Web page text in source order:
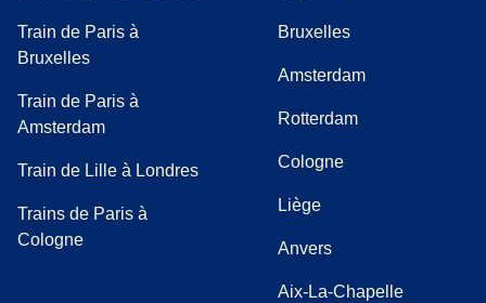
Train de Paris à
Bruxelles
Train de Paris à
Amsterdam
Train de Lille à Londres
Trains de Paris à
Cologne
Bruxelles
Amsterdam
Rotterdam
Cologne
Liège
Anvers
Aix-La-Chapelle